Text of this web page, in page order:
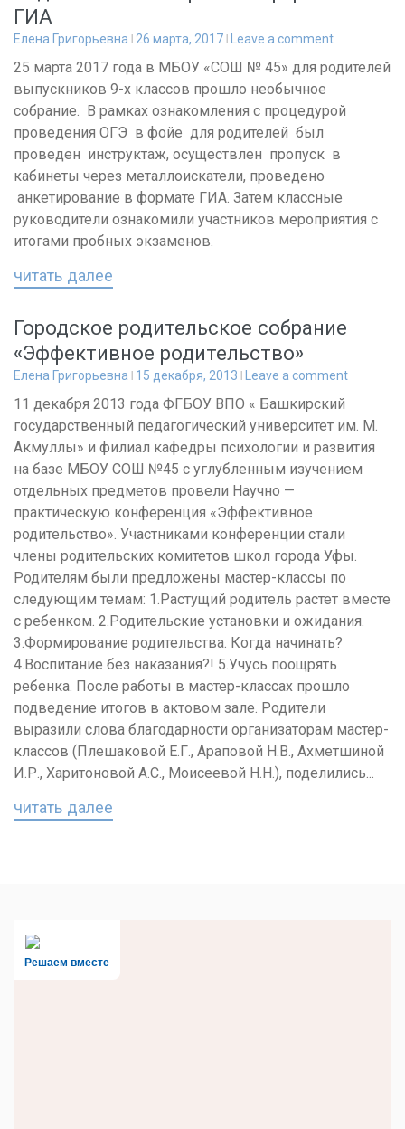
ГИА
Елена Григорьевна 26 марта, 2017 Leave a comment
25 марта 2017 года в МБОУ «СОШ № 45» для родителей
выпускников 9-х классов прошло необычное
собрание. В рамках ознакомления с процедурой
проведения ОГЭ в фойе для родителей был
проведен инструктаж, осуществлен пропуск в
кабинеты через металлоискатели, проведено
анкетирование в формате ГИА. Затем классные
руководители ознакомили участников мероприятия с
итогами пробных экзаменов.
читать далее
Городское родительское собрание
«Эффективное родительство»
Елена Григорьевна 15 декабря, 2013 Leave a comment
11 декабря 2013 года ФГБОУ ВПО « Башкирский
государственный педагогический университет им. М.
Акмуллы» и филиал кафедры психологии и развития
на базе МБОУ СОШ №45 с углубленным изучением
отдельных предметов провели Научно —
практическую конференция «Эффективное
родительство». Участниками конференции стали
члены родительских комитетов школ города Уфы.
Родителям были предложены мастер-классы по
следующим темам: 1.Растущий родитель растет вместе
с ребенком. 2.Родительские установки и ожидания.
3.Формирование родительства. Когда начинать?
4.Воспитание без наказания?! 5.Учусь поощрять
ребенка. После работы в мастер-классах прошло
подведение итогов в актовом зале. Родители
выразили слова благодарности организаторам мастер-
классов (Плешаковой Е.Г., Араповой Н.В., Ахметшиной
И.Р., Харитоновой А.С., Моисеевой Н.Н.), поделились...
читать далее
Решаем вместе